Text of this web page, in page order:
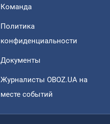
Команда
Политика
конфиденциальности
Документы
Журналисты OBOZ.UA на
месте событий